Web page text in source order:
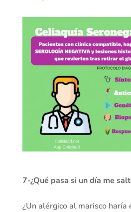
7-¿Qué pasa si un día me
¿Un alérgico al marisco haría